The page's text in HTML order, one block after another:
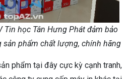
Tin học Tân Hưng Phát đảm bảo
phẩm chất lượng, chính hãng
phẩm tại đây cực kỳ cạnh tranh,